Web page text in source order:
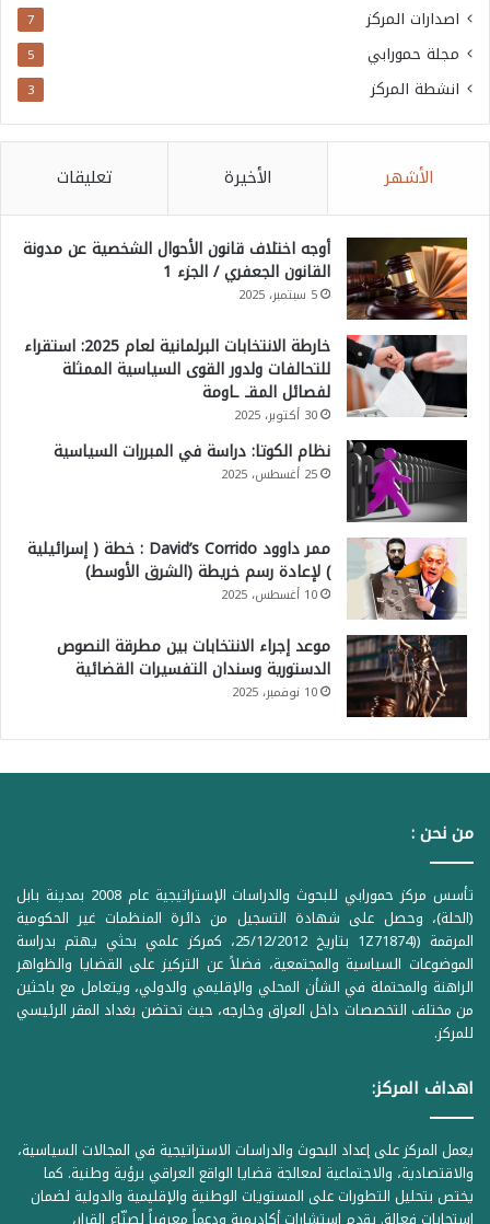
اصدارات المركز 7
مجلة حمورابي 5
انشطة المركز 3
الأشهر الأخيرة تعليقات
أوجه اختلاف قانون الأحوال الشخصية عن مدونة
القانون الجعفري / الجزء 1
5 سبتمبر، 2025
خارطة الانتخابات البرلمانية لعام 2025: استقراء
للتحالفات ولدور القوى السياسية الممثلة
لفصائل المقـ ـاومة
30 أكتوبر، 2025
نظام الكوتا: دراسة في المبررات السياسية
25 أغسطس، 2025
ممر داوود David’s Corrido : خطة ( إسرائيلية
) لإعادة رسم خريطة (الشرق الأوسط)
10 أغسطس، 2025
موعد إجراء الانتخابات بين مطرقة النصوص
الدستورية وسندان التفسيرات القضائية
10 نوفمبر، 2025
من نحن :
تأسس مركز حمورابي للبحوث والدراسات الإستراتيجية عام 2008 بمدينة بابل
(الحلة)، وحصل على شهادة التسجيل من دائرة المنظمات غير الحكومية
المرقمة ((1Z71874 بتاريخ 25/12/2012، كمركز علمي بحثي يهتم بدراسة
الموضوعات السياسية والمجتمعية، فضلاً عن التركيز على القضايا والظواهر
الراهنة والمحتملة في الشأن المحلي والإقليمي والدولي، ويتعامل مع باحثين
من مختلف التخصصات داخل العراق وخارجه، حيث تحتضن بغداد المقر الرئيسي
للمركز.
اهداف المركز:
يعمل المركز على إعداد البحوث والدراسات الاستراتيجية في المجالات السياسية،
والاقتصادية، والاجتماعية لمعالجة قضايا الواقع العراقي برؤية وطنية. كما
يختص بتحليل التطورات على المستويات الوطنية والإقليمية والدولية لضمان